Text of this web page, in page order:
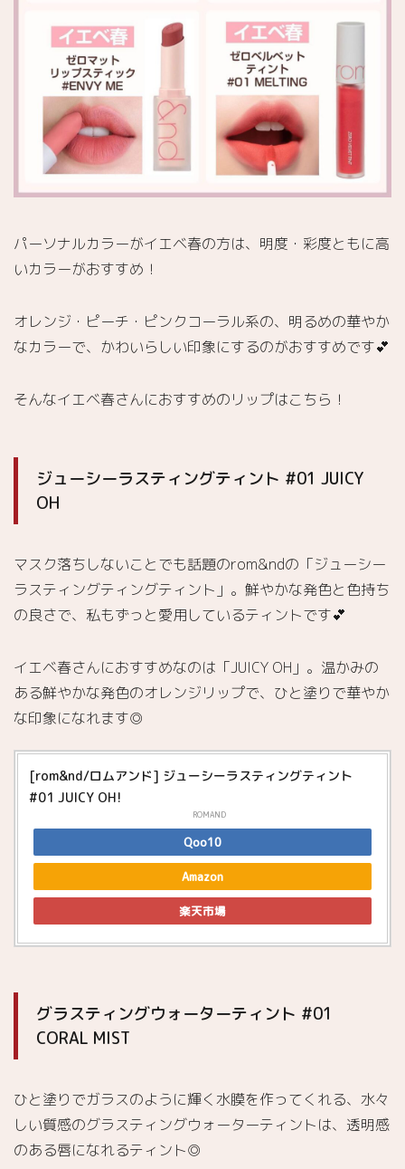
#06
FIG
3.2.
グラス
ティン
グウォ
ーター
ティン
VALLEY
3.3.
ットリ
ップス
ティッ
BEFORE
SUNSET
ルベッ
トティ
POLAR
4.
イ
におす
rom&nd
のリッ
プ
4.1.
ジュー
シーラ
ングテ
ィント
EAT
ングウォ
#04
OCEAN
ロマット
リップス
ティック
#EVENING
パーソナルカラーがイエベ春の方は、明度・彩度ともに高
いカラーがおすすめ！
オレンジ・ピーチ・ピンクコーラル系の、明るめの華やか
なカラーで、かわいらしい印象にするのがおすすめです💕
そんなイエベ春さんにおすすめのリップはこちら！
ジューシーラスティングティント #01 JUICY
OH
マスク落ちしないことでも話題のrom&ndの「ジューシー
ラスティングティングティント」。鮮やかな発色と色持ち
の良さで、私もずっと愛用しているティントです💕
イエベ春さんにおすすめなのは「JUICY OH」。温かみの
ある鮮やかな発色のオレンジリップで、ひと塗りで華やか
な印象になれます◎
[rom&nd/ロムアンド] ジューシーラスティングティント
#01 JUICY OH!
ROMAND
Qoo10
Amazon
楽天市場
グラスティングウォーターティント #01
CORAL MIST
ひと塗りでガラスのように輝く水膜を作ってくれる、水々
しい質感のグラスティングウォーターティントは、透明感
のある唇になれるティント◎